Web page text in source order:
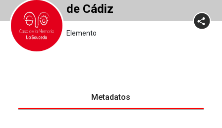
de Cádiz
Elemento
Metadatos